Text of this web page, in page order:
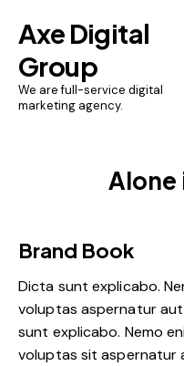
Axe Digital
Group
We are full-service digital
marketing agency.
Alone
Brand Book
Dicta sunt explicabo.
voluptas aspernatur
sunt explicabo. Nemo
voluptas sit aspernatur